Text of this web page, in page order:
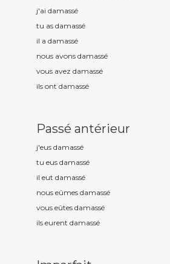
j'ai damassé
tu as damassé
il a damassé
nous avons damassé
vous avez damassé
ils ont damassé
Passé antérieur
j'eus damassé
tu eus damassé
il eut damassé
nous eûmes damassé
vous eûtes damassé
ils eurent damassé